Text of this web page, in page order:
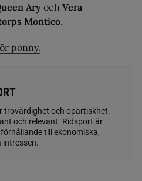
Ary och Vera
Montico.
ponny.
trovärdighet och opartiskhet.
och relevant. Ridsport är
till ekonomiska,
intressen.